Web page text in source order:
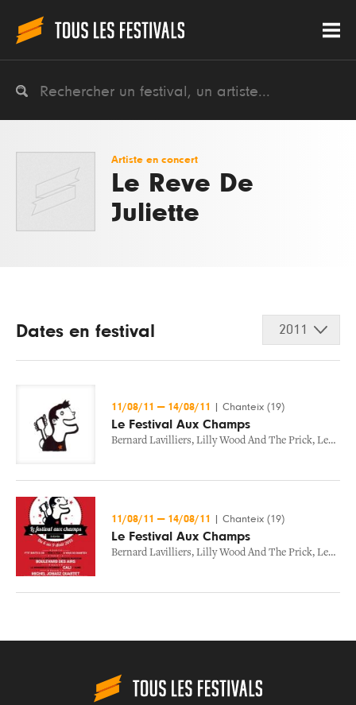
Artiste en concert
Le Reve De
Juliette
Dates en festival 2011
11/08/11 — 14/08/11 Chanteix (19)
Le Festival Aux Champs
Bernard Lavilliers, Lilly Wood And The Prick, Les Ogres De Barback
11/08/11 — 14/08/11 Chanteix (19)
Le Festival Aux Champs
Bernard Lavilliers, Lilly Wood And The Prick, Les Ogres De Barback